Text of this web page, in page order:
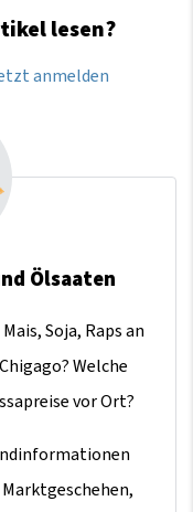
lesen?
anmelden
Ölsaaten
Soja, Raps an
Welche
vor Ort?